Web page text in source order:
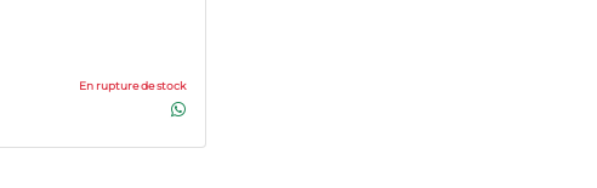
En rupture de stock